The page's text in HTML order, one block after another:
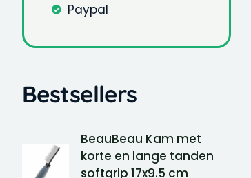
Paypal
Bestsellers
BeauBeau Kam met
korte en lange tanden
softgrip 17x9.5 cm